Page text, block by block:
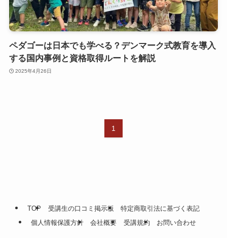
ペダゴーは日本でも学べる？デンマーク式教育を導入
する国内事例と資格取得ルートを解説
2025年4月26日
1
TOP 受講生の口コミ掲示板
特定商取引法に基づく表記
個人情報保護方針
会社概要 受講規約 お問い合わせ